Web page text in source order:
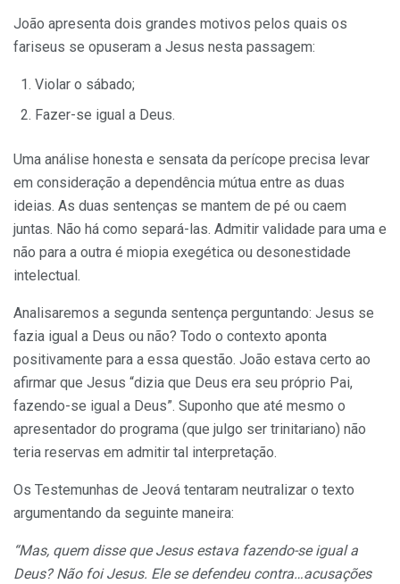
João apresenta dois grandes motivos pelos quais os
fariseus se opuseram a Jesus nesta passagem:
Violar o sábado;
Fazer-se igual a Deus.
Uma análise honesta e sensata da perícope precisa levar
em consideração a dependência mútua entre as duas
ideias. As duas sentenças se mantem de pé ou caem
juntas. Não há como separá-las. Admitir validade para uma e
não para a outra é miopia exegética ou desonestidade
intelectual.
Analisaremos a segunda sentença perguntando: Jesus se
fazia igual a Deus ou não? Todo o contexto aponta
positivamente para a essa questão. João estava certo ao
afirmar que Jesus “dizia que Deus era seu próprio Pai,
fazendo-se igual a Deus”. Suponho que até mesmo o
apresentador do programa (que julgo ser trinitariano) não
teria reservas em admitir tal interpretação.
Os Testemunhas de Jeová tentaram neutralizar o texto
argumentando da seguinte maneira:
“Mas, quem disse que Jesus estava fazendo-se igual a
Deus? Não foi Jesus. Ele se defendeu contra…acusações